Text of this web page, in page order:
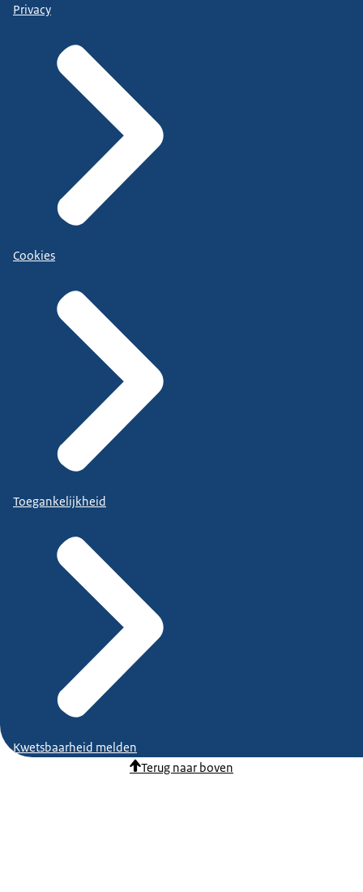
Privacy
Cookies
Toegankelijkheid
Kwetsbaarheid melden
Terug naar boven